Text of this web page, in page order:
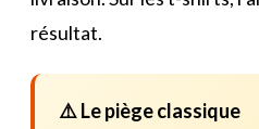
résultat.
⚠️ Le piège classique